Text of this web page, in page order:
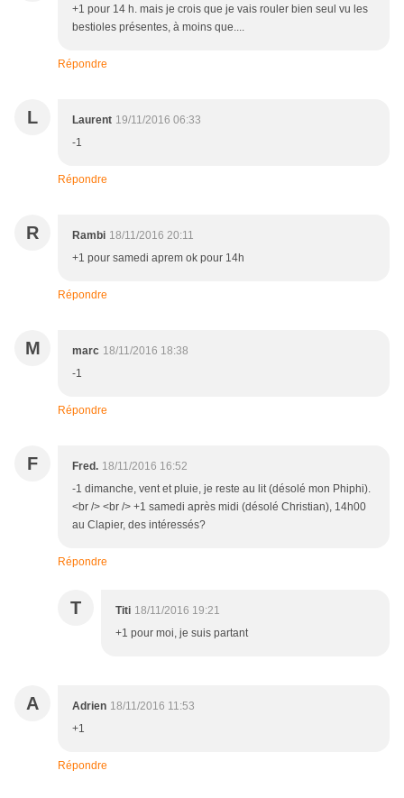
+1 pour 14 h. mais je crois que je vais rouler bien seul vu les
bestioles présentes, à moins que....
Répondre
L Laurent 19/11/2016 06:33
-1
Répondre
R Rambi 18/11/2016 20:11
+1 pour samedi aprem ok pour 14h
Répondre
M marc 18/11/2016 18:38
-1
Répondre
F Fred. 18/11/2016 16:52
-1 dimanche, vent et pluie, je reste au lit (désolé mon Phiphi).
<br /> <br /> +1 samedi après midi (désolé Christian), 14h00
au Clapier, des intéressés?
Répondre
T Titi 18/11/2016 19:21
+1 pour moi, je suis partant
A Adrien 18/11/2016 11:53
+1
Répondre